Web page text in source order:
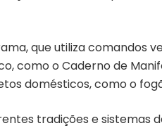
que utiliza comandos
como o Caderno de
domésticos, como o
tradições e sistemas